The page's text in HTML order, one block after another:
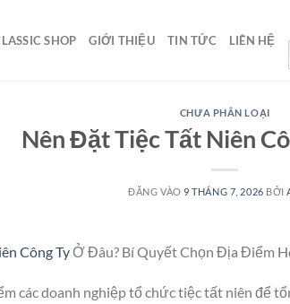
SHOP GIỚI THIỆU TIN TỨC LIÊN HỆ
CHƯA PHÂN LOẠI
Nên Đặt Tiệc Tất Niên
ĐĂNG VÀO9 THÁNG 7, 2026 BỞI
Công TyỞ Đâu? Bí Quyết Chọn Địa Điểm
các doanh nghiệp tổ chức tiệc tất niên để